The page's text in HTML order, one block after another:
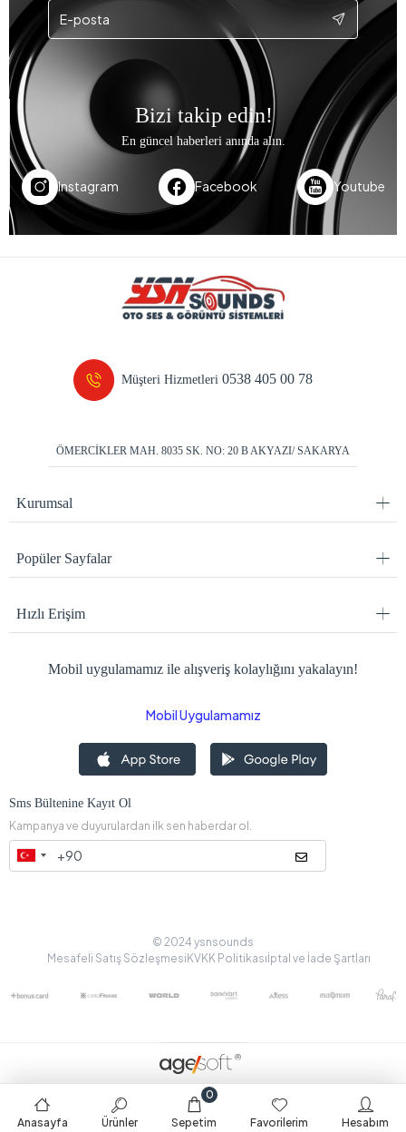
Bizi takip edin!
En güncel haberleri anında alın.
Instagram Facebook Youtube
Müşteri Hizmetleri0538 405 00 78
ÖMERCİKLER MAH. 8035 SK. NO: 20 B AKYAZI/ SAKARYA
Kurumsal
Popüler Sayfalar
Hızlı Erişim
Mobil uygulamamız ile alışveriş kolaylığını yakalayın!
Mobil Uygulamamız
Sms Bültenine Kayıt Ol
Kampanya ve duyurulardan ilk sen haberdar ol.
© 2024 ysnsounds
Mesafeli Satış Sözleşmesi KVKK Politikasıİptal ve İade Şartları
Anasayfa Ürünler Sepetim
0
Favorilerim Hesabım